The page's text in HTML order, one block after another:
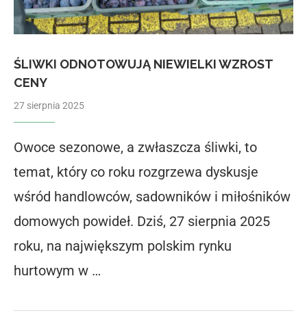
ŚLIWKI ODNOTOWUJĄ NIEWIELKI WZROST
CENY
27 sierpnia 2025
Owoce sezonowe, a zwłaszcza śliwki, to
temat, który co roku rozgrzewa dyskusje
wśród handlowców, sadowników i miłośników
domowych powideł. Dziś, 27 sierpnia 2025
roku, na największym polskim rynku
hurtowym w …